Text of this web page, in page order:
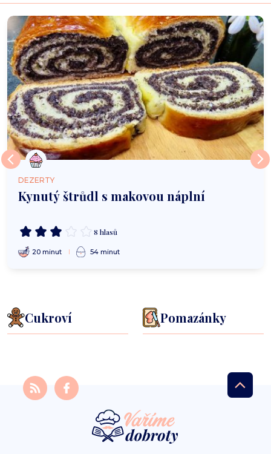
DEZERTY
Kynutý štrůdl s makovou náplní
8 hlasů
20 minut 54 minut
Cukroví Pomazánky